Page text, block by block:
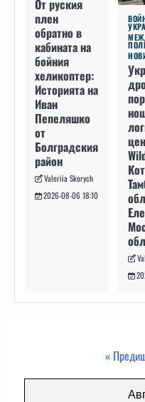
От руския
плен
обратно в
кабината на
бойния
хеликоптер:
Историята на
Иван
Пепеляшко
от
Болградския
район
Valeriia Skorych
2026-08-06 18:10
«